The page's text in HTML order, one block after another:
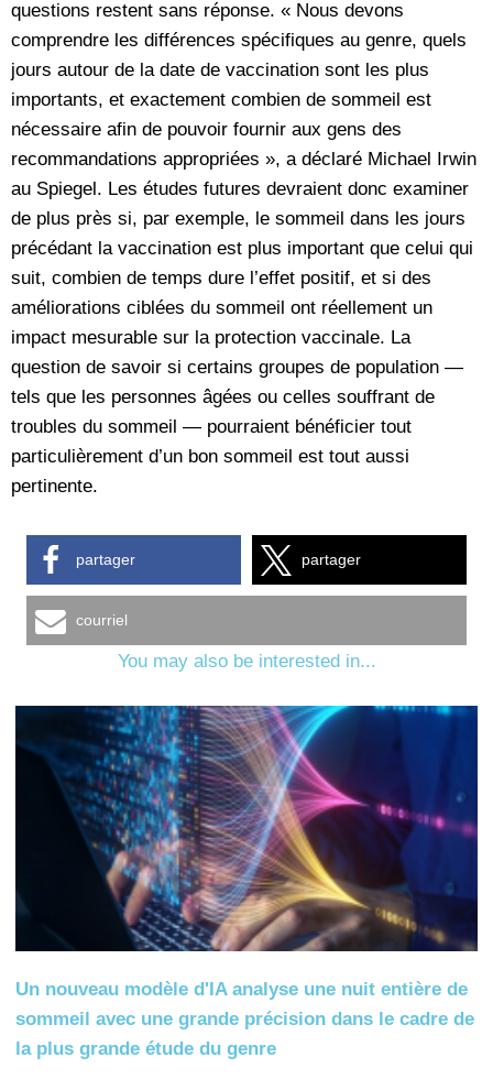
questions restent sans réponse. « Nous devons
comprendre les différences spécifiques au genre, quels
jours autour de la date de vaccination sont les plus
importants, et exactement combien de sommeil est
nécessaire afin de pouvoir fournir aux gens des
recommandations appropriées », a déclaré Michael Irwin
au Spiegel. Les études futures devraient donc examiner
de plus près si, par exemple, le sommeil dans les jours
précédant la vaccination est plus important que celui qui
suit, combien de temps dure l’effet positif, et si des
améliorations ciblées du sommeil ont réellement un
impact mesurable sur la protection vaccinale. La
question de savoir si certains groupes de population —
tels que les personnes âgées ou celles souffrant de
troubles du sommeil — pourraient bénéficier tout
particulièrement d’un bon sommeil est tout aussi
pertinente.
partager partager
courriel
You may also be interested in...
Un nouveau modèle d'IA analyse une nuit entière de
sommeil avec une grande précision dans le cadre de
la plus grande étude du genre